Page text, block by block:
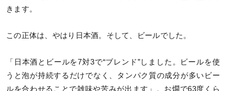
きます。
この正体は、やはり日本酒。そして、ビールでした。
「日本酒とビールを7対3で“ブレンド”しました。ビールを使
うと泡が持続するだけでなく、タンパク質の成分が多いビー
ルを合わせることで雑味や苦みが出ます」。お燗で63度くら